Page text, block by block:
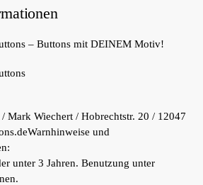
– Buttons mit DEINEM Motiv!
Mark Wiechert / Hobrechtstr. 20 / 12047
Warnhinweise und
unter 3 Jahren. Benutzung unter